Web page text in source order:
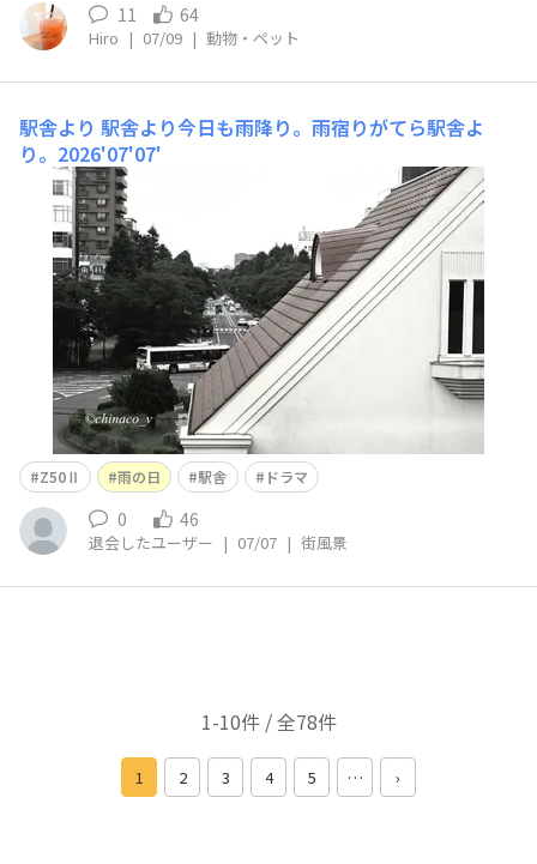
11 64
Hiro | 07/09 | 動物・ペット
駅舎より 駅舎より​今日も雨降り。雨宿りがてら駅舎よ
り。2026'07'07'
Z50Ⅱ 雨の日 駅舎 ドラマ
0 46
退会したユーザー | 07/07 | 街風景
1-10件 / 全78件
1 2 3 4 5 … ›